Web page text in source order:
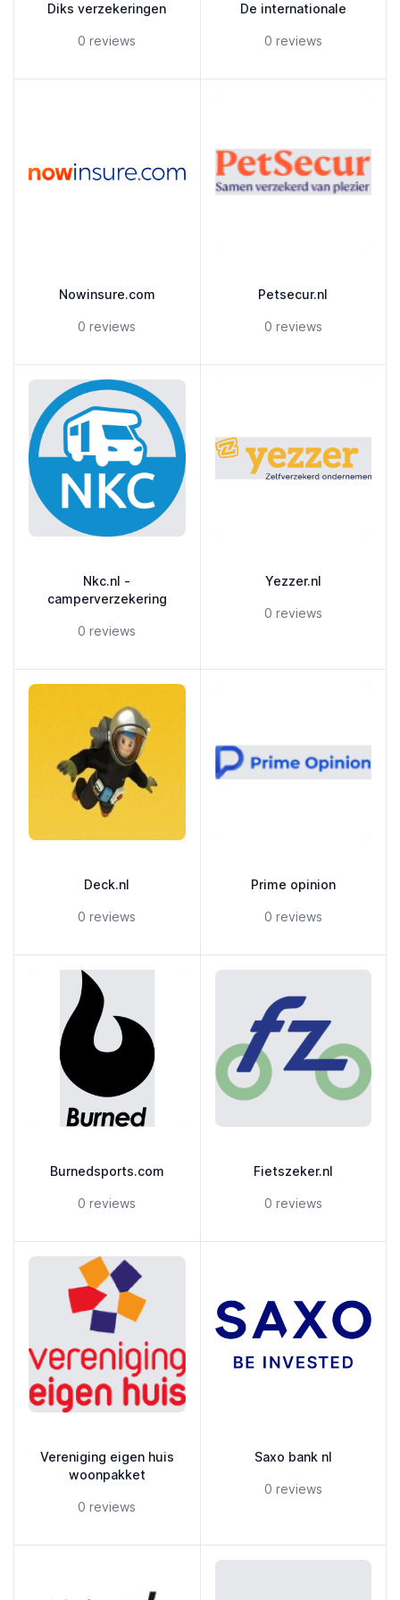
Diks verzekeringen
5 out of 5 stars
0 reviews
De internationale
5 out of 5 stars
0 reviews
Nowinsure.com
5 out of 5 stars
0 reviews
Petsecur.nl
5 out of 5 stars
0 reviews
Nkc.nl -
camperverzekering
5 out of 5 stars
0 reviews
Yezzer.nl
5 out of 5 stars
0 reviews
Deck.nl
5 out of 5 stars
0 reviews
Prime opinion
5 out of 5 stars
0 reviews
Burnedsports.com
5 out of 5 stars
0 reviews
Fietszeker.nl
5 out of 5 stars
0 reviews
Vereniging eigen huis
woonpakket
5 out of 5 stars
0 reviews
Saxo bank nl
5 out of 5 stars
0 reviews